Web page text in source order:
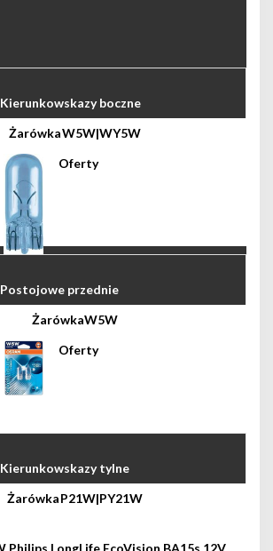
Kierunkowskazy boczne
W5W|WY5W
Postojowe przednie
W5W
Kierunkowskazy tylne
P21W|PY21W